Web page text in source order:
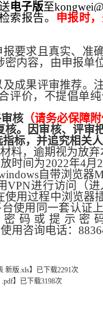
电子版至kongwei
索报告。 申报时
要求且真实、准
内容，由申报单
成果评审推荐。
评价，不提倡单
核（请务必保障
。因审核、评审
标，并追究相关人
料，逾期视为放弃
时间为2022年4月
自带浏览器
VPN进行访问（进
用过程中浏览器
使用同一套认证
密码或提示密
使用咨询电话：
新版.xls】 已下载2291次
】 已下载3198次